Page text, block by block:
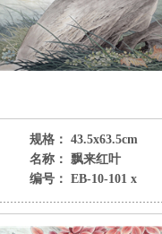
规格： 43.5x63.5cm
名称： 飘来红叶
编号： EB-10-101 x